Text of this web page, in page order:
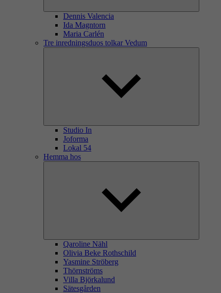
Dennis Valencia
Ida Magntorn
Maria Carlén
Tre inredningsduos tolkar Vedum
Studio In
Joforma
Lokal 54
Hemma hos
Qaroline Nähl
Olivia Beke Rothschild
Yasmine Ströberg
Thörnströms
Villa Björkalund
Sätesgården